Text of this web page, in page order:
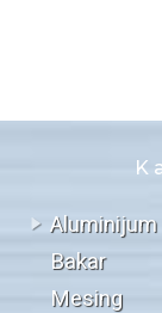
Aluminijum
Bakar
Mesing